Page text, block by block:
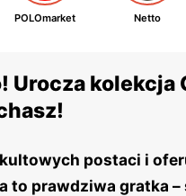
POLOmarket Netto
Urocza kolekcja
postaci i
to prawdziwa gratka